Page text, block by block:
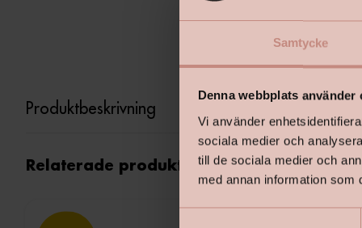
Samtycke
Denna webbplats använder
Vi använder
sociala medier och
till de sociala medier och
med annan information som
Produktbeskrivning
Relaterade produkter